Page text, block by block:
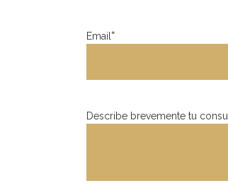
Email *
Describe brevemente tu